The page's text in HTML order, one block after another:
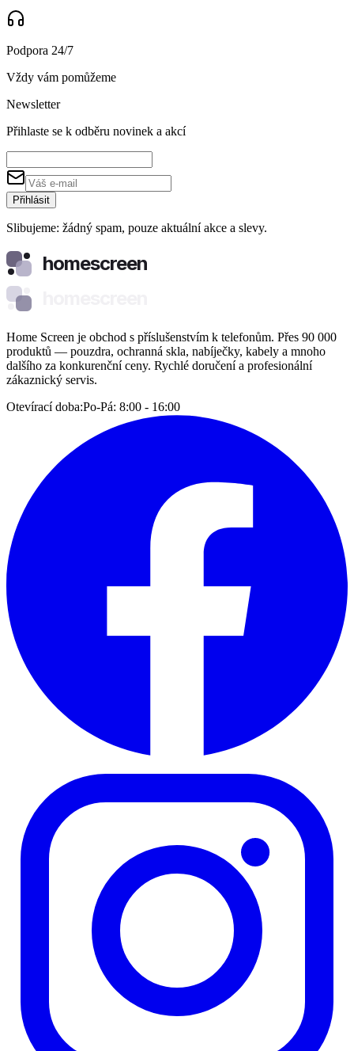
Podpora 24/7
Vždy vám pomůžeme
Newsletter
Přihlaste se k odběru novinek a akcí
Přihlásit
Slibujeme: žádný spam, pouze aktuální akce a slevy.
homescreen
Home Screen je obchod s příslušenstvím k telefonům. Přes 90 000
produktů — pouzdra, ochranná skla, nabíječky, kabely a mnoho
dalšího za konkurenční ceny. Rychlé doručení a profesionální
zákaznický servis.
Otevírací doba:Po-Pá: 8:00 - 16:00